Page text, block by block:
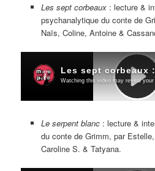
Les sept corbeaux: lecture &
psychanalytique du conte de
Naïs, Coline, Antoine &
Le serpent blanc: lecture &
du conte de Grimm, par
Caroline S. & Tatyana.